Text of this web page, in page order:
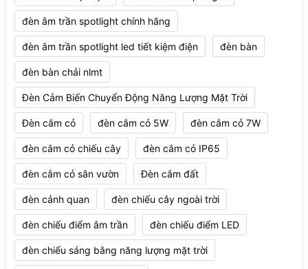
đèn âm trần spotlight chính hãng
đèn âm trần spotlight led tiết kiệm điện đèn bàn
đèn bàn chải nlmt
Đèn Cảm Biến Chuyển Động Năng Lượng Mặt Trời
Đèn cắm cỏ đèn cắm cỏ 5W đèn cắm cỏ 7W
đèn cắm cỏ chiếu cây đèn cắm cỏ IP65
đèn cắm cỏ sân vườn Đèn cắm đất
đèn cảnh quan đèn chiếu cây ngoài trời
đèn chiếu điểm âm trần đèn chiếu điểm LED
đèn chiếu sáng bằng năng lượng mặt trời